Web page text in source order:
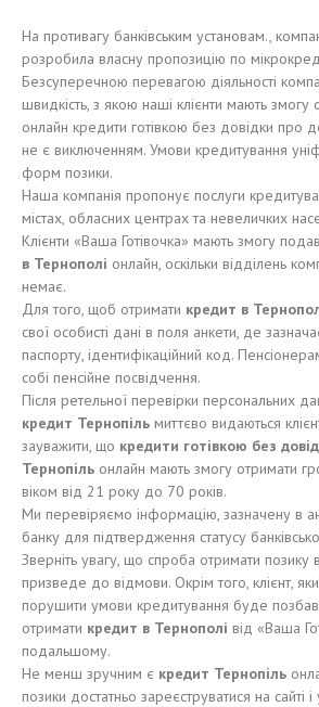
На противагу банківським установам.,
розробила власну пропозицію по
Безсуперечною перевагою діяльності
швидкість, з якою наші клієнти мають змогу
онлайн кредити готівкою без довідки про
не є виключенням. Умови кредитування
форм позики.
Наша компанія пропонує послуги
містах, обласних центрах та невеличких
Клієнти «Ваша Готівочка» мають змогу
в Тернополі онлайн, оскільки відділень
немає.
Для того, щоб отримати кредит в
свої особисті дані в поля анкети, де
паспорту, ідентифікаційний код.
собі пенсійне посвідчення.
Після ретельної перевірки персональних
кредит Тернопіль миттєво видаються
зауважити, що кредити готівкою без
Тернопіль онлайн мають змогу отримати
віком від 21 року до 70 років.
Ми перевіряємо інформацію, зазначену в
банку для підтвердження статусу
Зверніть увагу, що спроба отримати позику
призведе до відмови. Окрім того, клієнт,
порушити умови кредитування буде
отримати кредит в Тернополі від «Ваша
подальшому.
Не менш зручним є кредит Тернопіль
позики достатньо зареєструватися на сайті і